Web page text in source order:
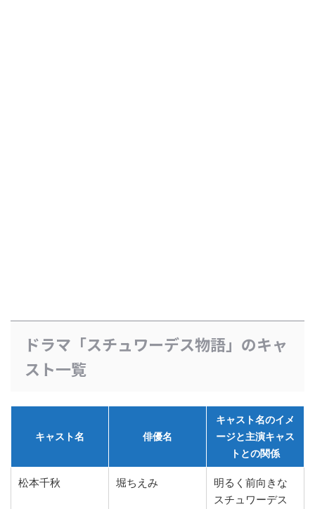
ドラマ「スチュワーデス物語」のキャ
スト一覧
キャスト名 俳優名
キャスト名のイメ
ージと主演キャス
トとの関係
松本千秋 堀ちえみ
明るく前向きな
スチュワーデス